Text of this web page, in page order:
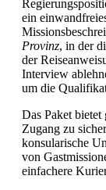
ein
Provinz, in der
der
Interview
um die
Das Paket
Zugang zu
konsularische
von
einfachere